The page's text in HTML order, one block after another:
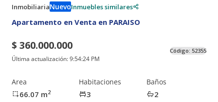
InmobiliariaNuevoInmuebles similares
Apartamento en Venta en PARAISO
$ 360.000.000
Última actualización:9:54:24 PM
Código: 52355
Area
66.07 m2
Habitaciones
3
Baños
2